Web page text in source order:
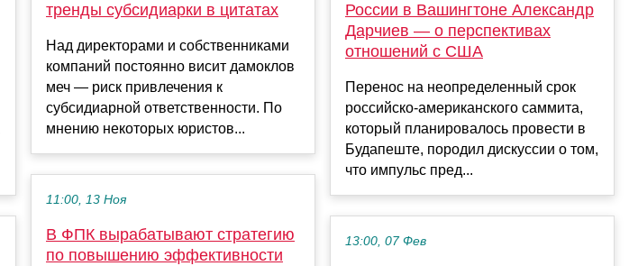
тренды субсидиарки в цитатах
Над директорами и собственниками
компаний постоянно висит дамоклов
меч — риск привлечения к
субсидиарной ответственности. По
мнению некоторых юристов...
11:00, 13 Ноя
В ФПК вырабатывают стратегию
по повышению эффективности
России в Вашингтоне Александр
Дарчиев — о перспективах
отношений с США
Перенос на неопределенный срок
российско-американского саммита,
который планировалось провести в
Будапеште, породил дискуссии о том,
что импульс пред...
13:00, 07 Фев